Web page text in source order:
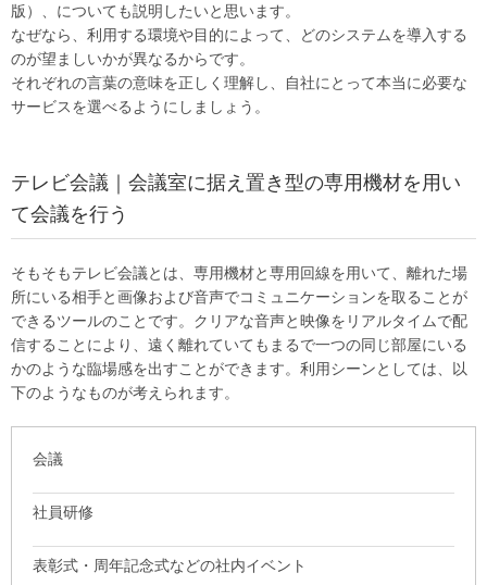
版）、についても説明したいと思います。
なぜなら、利用する環境や目的によって、どのシステムを導入する
のが望ましいかが異なるからです。
それぞれの言葉の意味を正しく理解し、自社にとって本当に必要な
サービスを選べるようにしましょう。
テレビ会議｜会議室に据え置き型の専用機材を用い
て会議を行う
そもそもテレビ会議とは、専用機材と専用回線を用いて、離れた場
所にいる相手と画像および音声でコミュニケーションを取ることが
できるツールのことです。クリアな音声と映像をリアルタイムで配
信することにより、遠く離れていてもまるで一つの同じ部屋にいる
かのような臨場感を出すことができます。利用シーンとしては、以
下のようなものが考えられます。
会議
社員研修
表彰式・周年記念式などの社内イベント